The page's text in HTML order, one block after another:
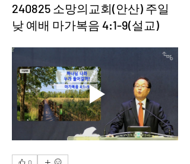
240825 소망의교회(안산) 주일
낮 예배 마가복음 4:1-9(설교)